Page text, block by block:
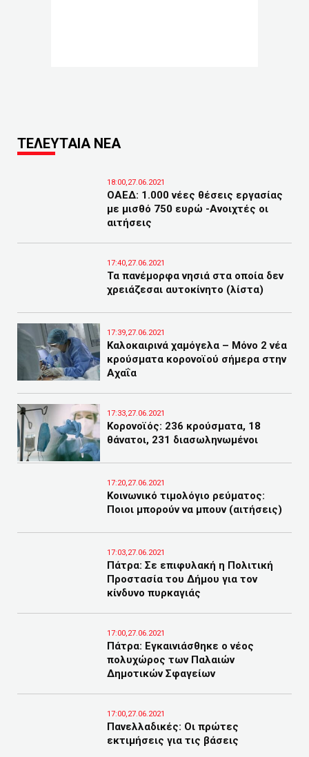
ΤΕΛΕΥΤΑΙΑ ΝΕΑ
18:00,27.06.2021
ΟΑΕΔ: 1.000 νέες θέσεις εργασίας
με μισθό 750 ευρώ -Ανοιχτές οι
αιτήσεις
17:40,27.06.2021
Τα πανέμορφα νησιά στα οποία δεν
χρειάζεσαι αυτοκίνητο (λίστα)
17:39,27.06.2021
Καλοκαιρινά χαμόγελα – Μόνο 2 νέα
κρούσματα κορονοϊού σήμερα στην
Αχαΐα
17:33,27.06.2021
Κορονοϊός: 236 κρούσματα, 18
θάνατοι, 231 διασωληνωμένοι
17:20,27.06.2021
Κοινωνικό τιμολόγιο ρεύματος:
Ποιοι μπορούν να μπουν (αιτήσεις)
17:03,27.06.2021
Πάτρα: Σε επιφυλακή η Πολιτική
Προστασία του Δήμου για τον
κίνδυνο πυρκαγιάς
17:00,27.06.2021
Πάτρα: Εγκαινιάσθηκε ο νέος
πολυχώρος των Παλαιών
Δημοτικών Σφαγείων
17:00,27.06.2021
Πανελλαδικές: Οι πρώτες
εκτιμήσεις για τις βάσεις